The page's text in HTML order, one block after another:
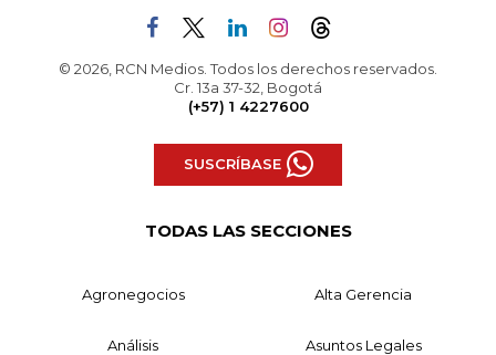
© 2026, RCN Medios. Todos los derechos reservados.
Cr. 13a 37-32, Bogotá
(+57) 1 4227600
SUSCRÍBASE
TODAS LAS SECCIONES
Agronegocios Alta Gerencia
Análisis Asuntos Legales